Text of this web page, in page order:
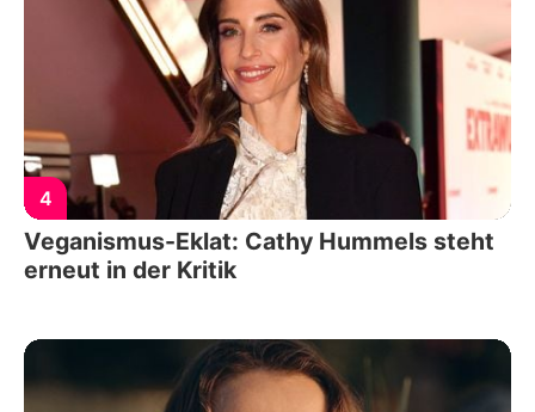
4
Veganismus-Eklat: Cathy Hummels steht
erneut in der Kritik